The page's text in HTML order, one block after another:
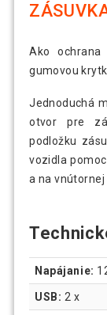
Ako ochrana
gumovou
Jednoduchá
otvor pre
podložku
vozidla
a na
Napájanie:
USB: 2 x